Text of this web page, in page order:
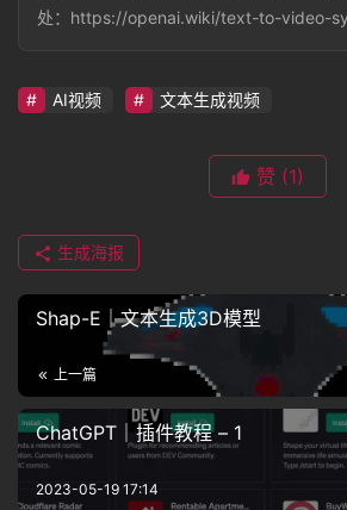
处：https://openai.wiki/text-to-video-
AI视频 文本生成视频
赞 (1)
生成海报
Shap-E｜文本生成3D模型
上一篇
ChatGPT｜插件教程 – 1
2023-05-19 17:14